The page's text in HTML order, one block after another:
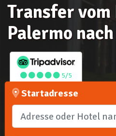
Transfer
Palermo
Startadresse
5/5